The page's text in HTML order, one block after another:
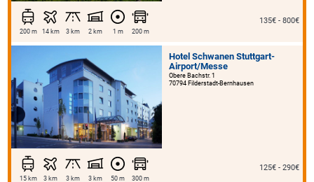
200 m 14 km 3 km 2 km 1 m 200 m
135€ - 800€
Hotel Schwanen Stuttgart-
Airport/Messe
Obere Bachstr. 1
70794 Filderstadt-Bernhausen
15 km 3 km 3 km 3 km 50 m 300 m
125€ - 290€